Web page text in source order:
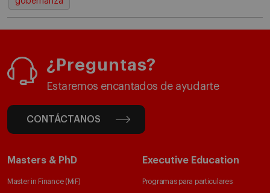
¿Preguntas?
Estaremos encantados de ayudarte
CONTÁCTANOS
Masters & PhD
Master in Finance (MiF)
Executive Education
Programas para particulares